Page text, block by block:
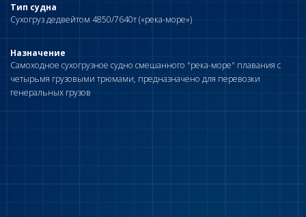
Тип судна
Сухогруз дедвейтом 4850/7640т («река-море»)
Назначение
Самоходное сухогрузное судно смешанного "река-море" плавания с
четырьмя грузовыми трюмами, предназначено для перевозки
генеральных грузов